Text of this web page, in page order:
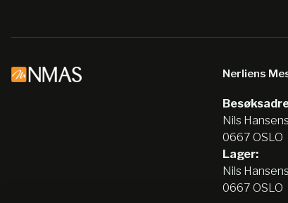
Nerliens
Nils
0667 OSLO
Lager:
Nils
0667 OSLO